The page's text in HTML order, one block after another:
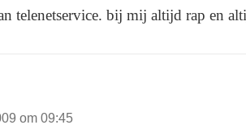
telenetservice. bij mij altijd rap en
om 09:45